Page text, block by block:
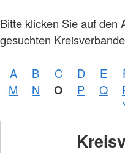
Bitte klicken Sie auf den
gesuchten
A B C D E
M
N O P Q